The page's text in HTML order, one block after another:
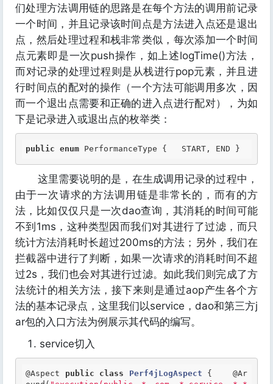
们处理方法调用链的思路是在每个方法的调用前记录
一个时间，并且记录该时间点是方法进入点还是退出
点，然后处理过程和栈非常类似，每次添加一个时间
点元素即是一次push操作，如上述logTime()方法，
而对记录的处理过程则是从栈进行pop元素，并且进
行时间点的配对的操作（一个方法可能调用多次，因
而一个退出点需要和正确的进入点进行配对），为如
下是记录进入或退出点的枚举类：
public enum PerformanceType {   START, END }
这里需要说明的是，在生成调用记录的过程中，
由于一次请求的方法调用链是非常长的，而有的方
法，比如仅仅只是一次dao查询，其消耗的时间可能
不到1ms，这种类型因而我们对其进行了过滤，而只
统计方法消耗时长超过200ms的方法；另外，我们在
拦截器中进行了判断，如果一次请求的消耗时间不超
过2s，我们也会对其进行过滤。如此我们则完成了方
法统计的相关方法，接下来则是通过aop产生各个方
法的基本记录点，这里我们以service，dao和第三方j
ar包的入口方法为例展示其代码的编写。
service切入
@Aspect public class Perf4jLogAspect {
@Ar